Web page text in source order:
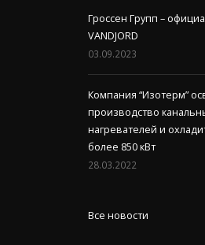
Гроссен Групп –
VANDJORD
03.09.2023
Компания “Изотерм”
производство
нагревателей и
более 850 кВт
28.03.2022
Все новости